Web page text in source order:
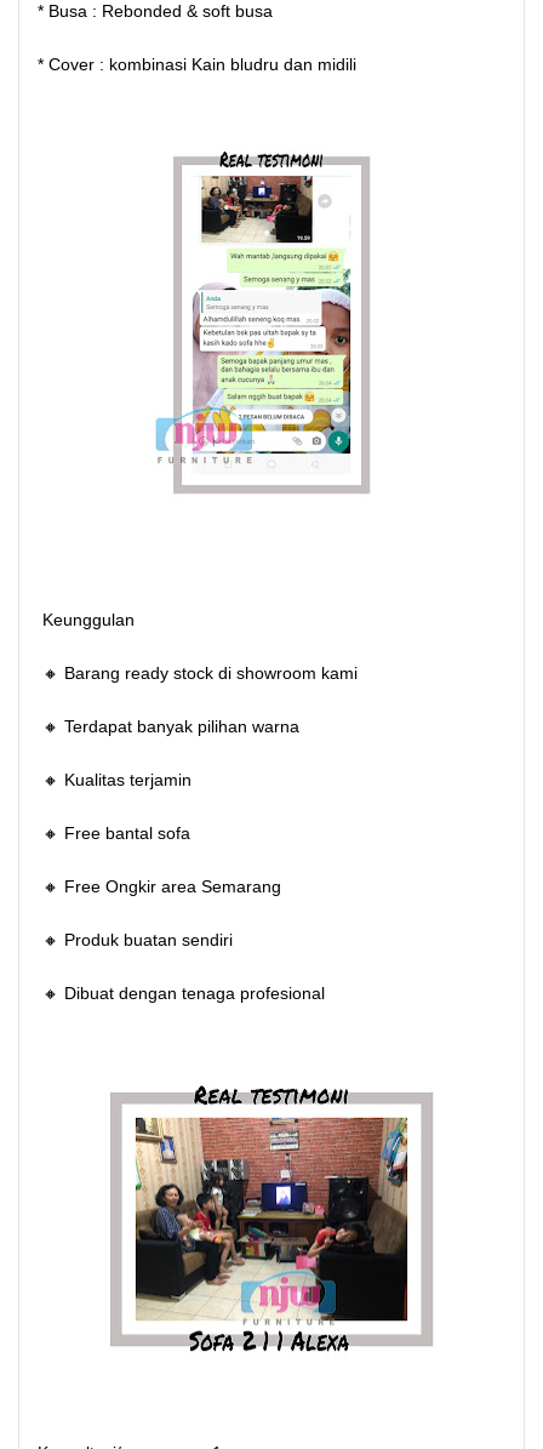
* Busa : Rebonded & soft busa
* Cover : kombinasi Kain bludru dan midili
Keunggulan
🔸 Barang ready stock di showroom kami
🔸 Terdapat banyak pilihan warna
🔸 Kualitas terjamin
🔸 Free bantal sofa
🔸 Free Ongkir area Semarang
🔸 Produk buatan sendiri
🔸 Dibuat dengan tenaga profesional